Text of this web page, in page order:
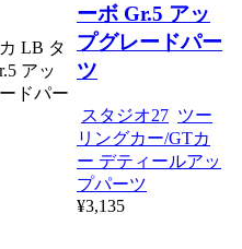
ーボ Gr.5 アッ
プグレードパー
ツ
スタジオ27 ツー
リングカー/GTカ
ー デティールアッ
プパーツ
¥3,135